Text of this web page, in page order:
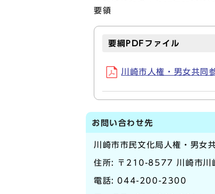
要領
要綱PDFファイル
川崎市人権・男女共同
お問い合わせ先
川崎市市民文化局人権・男女
住所: 〒210-8577 川崎市川
電話: 044-200-2300